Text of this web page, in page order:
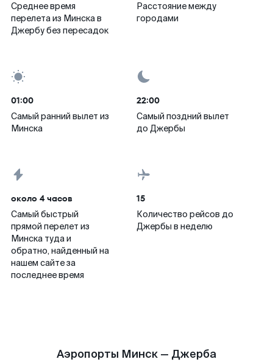
Среднее время
перелета из Минска в
Джербу без пересадок
Расстояние между
городами
01:00
Самый ранний вылет из
Минска
22:00
Самый поздний вылет
до Джербы
около 4 часов
Самый быстрый
прямой перелет из
Минска туда и
обратно, найденный на
нашем сайте за
последнее время
15
Количество рейсов до
Джербы в неделю
Аэропорты Минск — Джерба